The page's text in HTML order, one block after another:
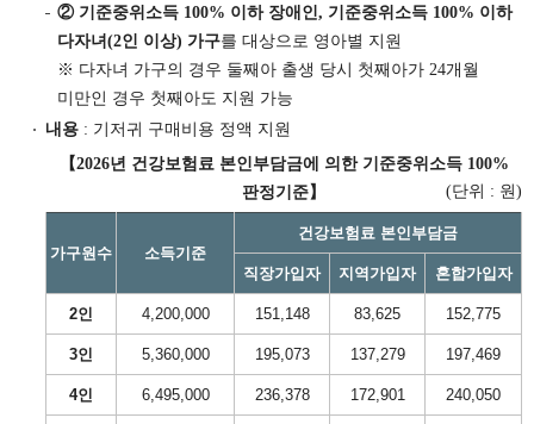
② 기준중위소득 100% 이하 장애인, 기준중위소득 100% 이하
다자녀(2인 이상) 가구를 대상으로 영아별 지원
※ 다자녀 가구의 경우 둘째아 출생 당시 첫째아가 24개월
미만인 경우 첫째아도 지원 가능
내용 : 기저귀 구매비용 정액 지원
【2026년 건강보험료 본인부담금에 의한 기준중위소득 100%
판정기준】
(단위 : 원)
가구원수 소득기준
건강보험료 본인부담금
직장가입자 지역가입자 혼합가입자
2인 4,200,000 151,148 83,625 152,775
3인 5,360,000 195,073 137,279 197,469
4인 6,495,000 236,378 172,901 240,050